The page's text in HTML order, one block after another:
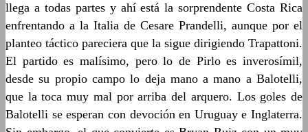
llega a todas partes y ahí está la sorprendente Costa Rica
enfrentando a la Italia de Cesare Prandelli, aunque por el
planteo táctico pareciera que la sigue dirigiendo Trapattoni.
El partido es malísimo, pero lo de Pirlo es inverosímil,
desde su propio campo lo deja mano a mano a Balotelli,
que la toca muy mal por arriba del arquero. Los goles de
Balotelli se esperan con devoción en Uruguay e Inglaterra.